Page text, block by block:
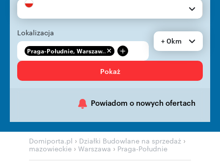
Lokalizacja
Praga-Południe, Warszaw... +
+ 0km
Pokaż
Powiadom o nowych ofertach
Domiporta.pl › Działki Budowlane na sprzedaż ›
mazowieckie › Warszawa › Praga-Południe